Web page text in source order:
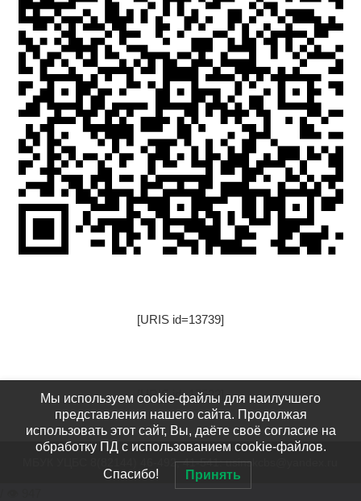
[URIS id=13739]
[URIS id=17522]
МБУК УЦБС 8(82144) 46-492, 41-541: usinskcbs@yandex.ru
Мы используем cookie-файлы для наилучшего
представления нашего сайта. Продолжая
использовать этот сайт, Вы, даёте своё согласие на
обработку ПД с использованием cookie-файлов.
Спасибо!
Принять